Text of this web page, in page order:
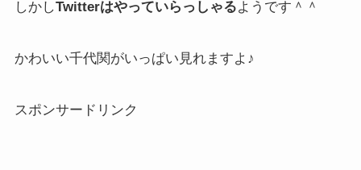
しかしTwitterはやっていらっしゃるようです＾＾
かわいい千代関がいっぱい見れますよ♪
スポンサードリンク